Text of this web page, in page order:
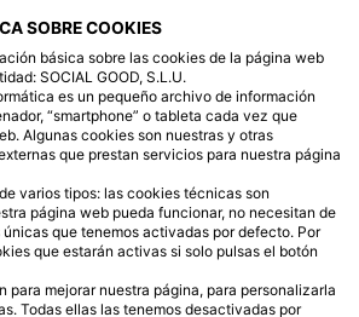
Menú
SERVICIOS
CÓMO LO HACEMOS
POLÍTICA DE COOKIES
DE PROTECCIÓN DE DATOS
Contacto
SOBRE COOKIES
básica sobre las cookies de la página web
SOCIAL GOOD, S.L.U.
es un pequeño archivo de información
“smartphone” o tableta cada vez que
Algunas cookies son nuestras y otras
que prestan servicios para nuestra página
varios tipos: las cookies técnicas son
página web pueda funcionar, no necesitan de
que tenemos activadas por defecto. Por
que estarán activas si solo pulsas el botón
para mejorar nuestra página, para personalizarla
Todas ellas las tenemos desactivadas por